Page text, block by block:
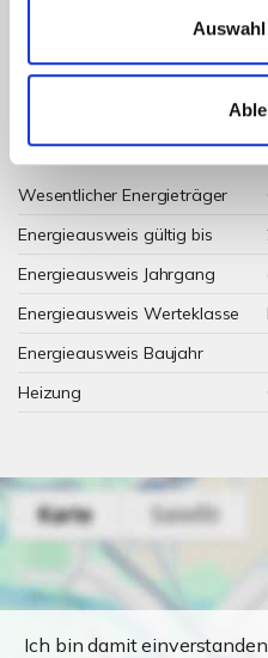
Wesentlicher Energieträger
Energieausweis gültig bis
Energieausweis Jahrgang
Energieausweis Werteklasse
Energieausweis Baujahr
Heizung
Ich bin damit